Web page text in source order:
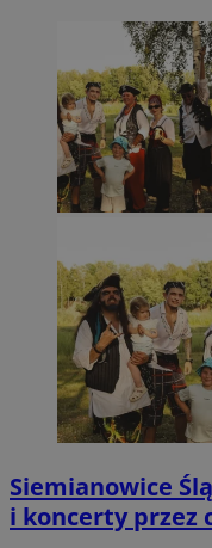
Siemianowice
i koncerty przez